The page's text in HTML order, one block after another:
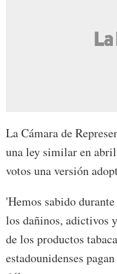
La Cámara de
una ley similar en
votos una versión
'Hemos sabido
los dañinos, adictivos
de los productos
estadounidenses